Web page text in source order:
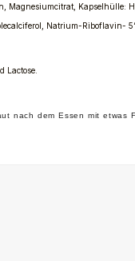
Magnesiumcitrat, Kapselhülle:
Natrium-Riboflavin-
Lactose.
nach dem Essen mit etwas